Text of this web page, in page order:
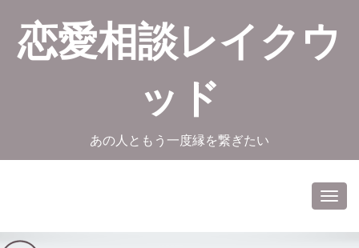
恋愛相談レイクウ
ッド
あの人ともう一度縁を繋ぎたい